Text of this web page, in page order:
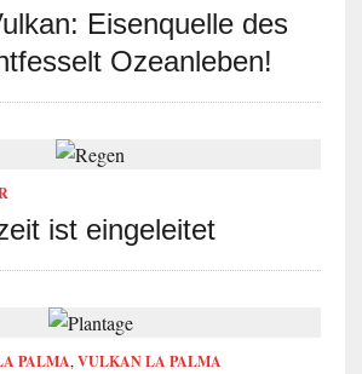
Eisenquelle des
Ozeanleben!
ist eingeleitet
PALMA,VULKAN LA PALMA